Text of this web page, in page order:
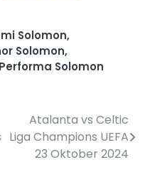
Solomon,
Solomon,
Performa Solomon
Atalanta vs Celtic
Liga Champions UEFA
23 Oktober 2024